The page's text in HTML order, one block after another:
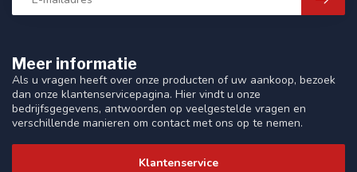
Meer informatie
Als u vragen heeft over onze producten of uw aankoop, bezoek
dan onze klantenservicepagina. Hier vindt u onze
bedrijfsgegevens, antwoorden op veelgestelde vragen en
verschillende manieren om contact met ons op te nemen.
Klantenservice